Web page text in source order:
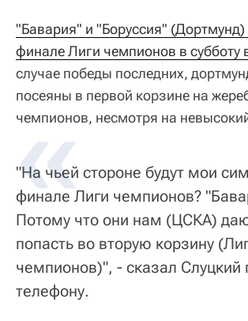
"Бавария" и "Боруссия" (Дортмунд)
финале Лиги чемпионов в субботу
случае победы последних,
посеяны в первой корзине на
чемпионов, несмотря на
"На чьей стороне будут мои
финале Лиги чемпионов?
Потому что они нам (ЦСКА)
попасть во вторую корзину
чемпионов)", - сказал Слуцкий
телефону.